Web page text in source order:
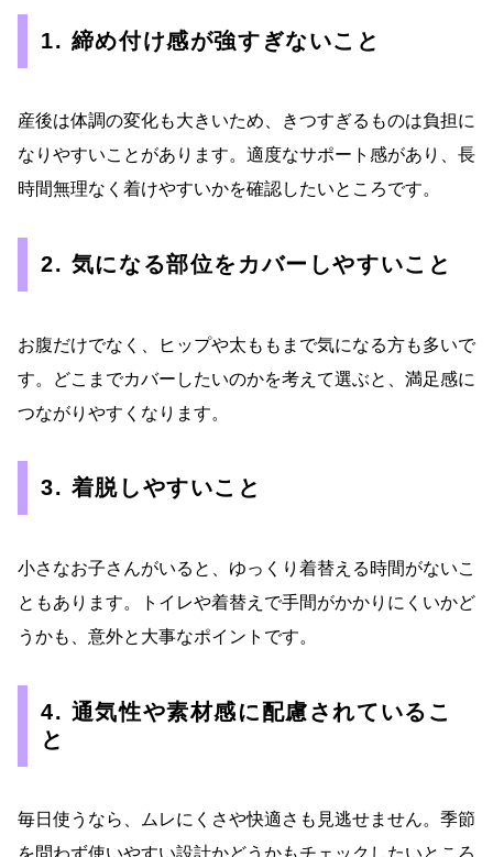
1. 締め付け感が強すぎないこと
産後は体調の変化も大きいため、きつすぎるものは負担に
なりやすいことがあります。適度なサポート感があり、長
時間無理なく着けやすいかを確認したいところです。
2. 気になる部位をカバーしやすいこと
お腹だけでなく、ヒップや太ももまで気になる方も多いで
す。どこまでカバーしたいのかを考えて選ぶと、満足感に
つながりやすくなります。
3. 着脱しやすいこと
小さなお子さんがいると、ゆっくり着替える時間がないこ
ともあります。トイレや着替えで手間がかかりにくいかど
うかも、意外と大事なポイントです。
4. 通気性や素材感に配慮されているこ
と
毎日使うなら、ムレにくさや快適さも見逃せません。季節
を問わず使いやすい設計かどうかもチェックしたいところ